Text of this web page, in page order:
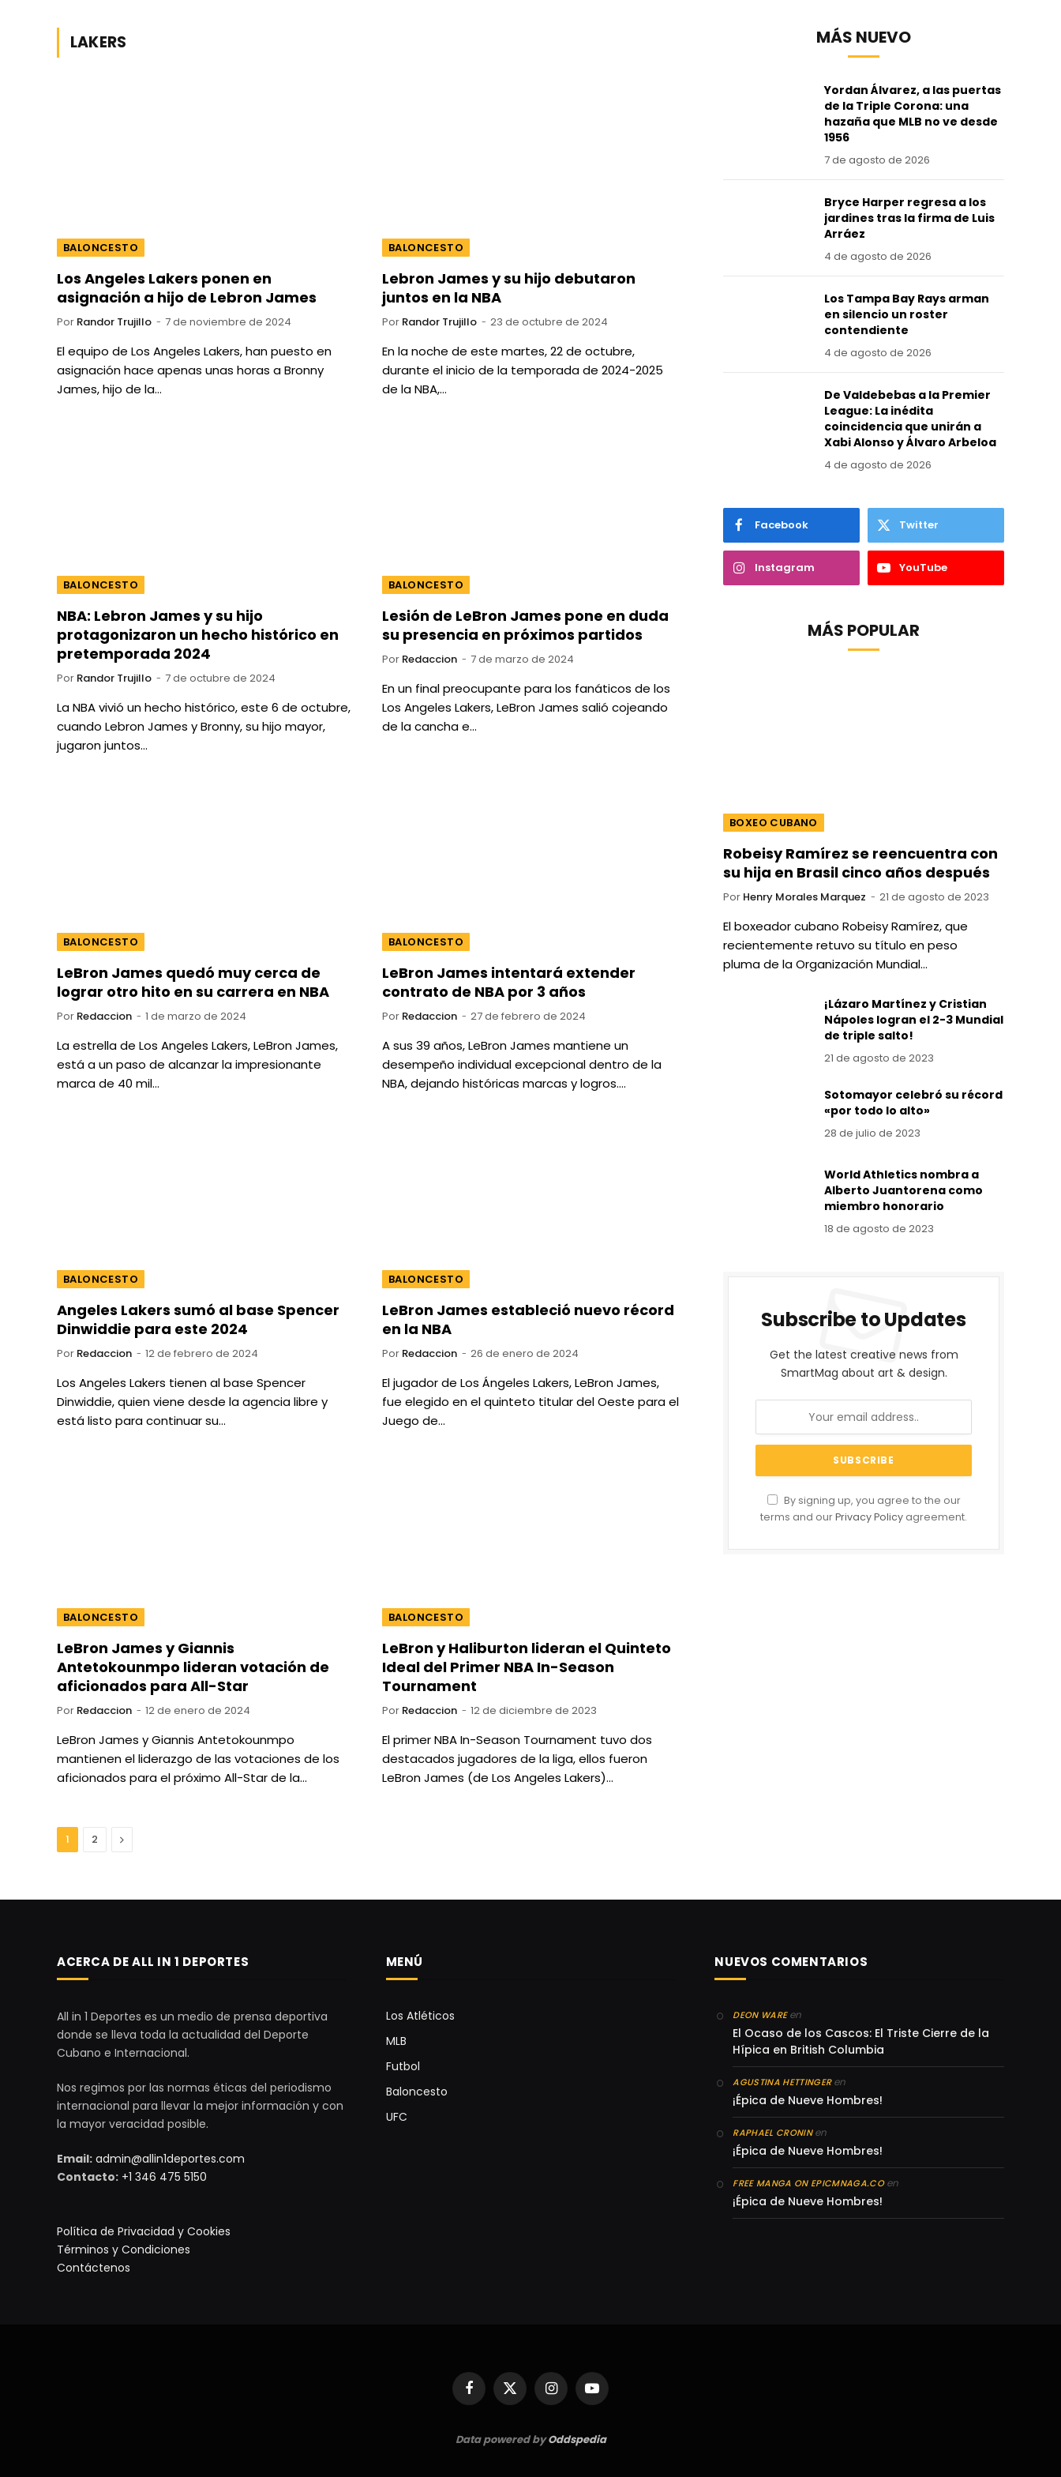
LAKERS
BALONCESTO
Los Angeles Lakers ponen en
asignación a hijo de Lebron James
Por Randor Trujillo 7 de noviembre de 2024
El equipo de Los Angeles Lakers, han puesto en
asignación hace apenas unas horas a Bronny
James, hijo de la…
BALONCESTO
Lebron James y su hijo debutaron
juntos en la NBA
Por Randor Trujillo 23 de octubre de 2024
En la noche de este martes, 22 de octubre,
durante el inicio de la temporada de 2024-2025
de la NBA,…
BALONCESTO
NBA: Lebron James y su hijo
protagonizaron un hecho histórico en
pretemporada 2024
Por Randor Trujillo 7 de octubre de 2024
La NBA vivió un hecho histórico, este 6 de octubre,
cuando Lebron James y Bronny, su hijo mayor,
jugaron juntos…
BALONCESTO
Lesión de LeBron James pone en duda
su presencia en próximos partidos
Por Redaccion 7 de marzo de 2024
En un final preocupante para los fanáticos de los
Los Angeles Lakers, LeBron James salió cojeando
de la cancha e…
BALONCESTO
LeBron James quedó muy cerca de
lograr otro hito en su carrera en NBA
Por Redaccion 1 de marzo de 2024
La estrella de Los Angeles Lakers, LeBron James,
está a un paso de alcanzar la impresionante
marca de 40 mil…
BALONCESTO
LeBron James intentará extender
contrato de NBA por 3 años
Por Redaccion 27 de febrero de 2024
A sus 39 años, LeBron James mantiene un
desempeño individual excepcional dentro de la
NBA, dejando históricas marcas y logros.…
BALONCESTO
Angeles Lakers sumó al base Spencer
Dinwiddie para este 2024
Por Redaccion 12 de febrero de 2024
Los Angeles Lakers tienen al base Spencer
Dinwiddie, quien viene desde la agencia libre y
está listo para continuar su…
BALONCESTO
LeBron James estableció nuevo récord
en la NBA
Por Redaccion 26 de enero de 2024
El jugador de Los Ángeles Lakers, LeBron James,
fue elegido en el quinteto titular del Oeste para el
Juego de…
BALONCESTO
LeBron James y Giannis
Antetokounmpo lideran votación de
aficionados para All-Star
Por Redaccion 12 de enero de 2024
LeBron James y Giannis Antetokounmpo
mantienen el liderazgo de las votaciones de los
aficionados para el próximo All-Star de la…
BALONCESTO
LeBron y Haliburton lideran el Quinteto
Ideal del Primer NBA In-Season
Tournament
Por Redaccion 12 de diciembre de 2023
El primer NBA In-Season Tournament tuvo dos
destacados jugadores de la liga, ellos fueron
LeBron James (de Los Angeles Lakers)…
1 2 Next
MÁS NUEVO
Yordan Álvarez, a las puertas
de la Triple Corona: una
hazaña que MLB no ve desde
1956
7 de agosto de 2026
Bryce Harper regresa a los
jardines tras la firma de Luis
Arráez
4 de agosto de 2026
Los Tampa Bay Rays arman
en silencio un roster
contendiente
4 de agosto de 2026
De Valdebebas a la Premier
League: La inédita
coincidencia que unirán a
Xabi Alonso y Álvaro Arbeloa
4 de agosto de 2026
Facebook Twitter
Instagram YouTube
MÁS POPULAR
BOXEO CUBANO
Robeisy Ramírez se reencuentra con
su hija en Brasil cinco años después
Por Henry Morales Marquez 21 de agosto de 2023
El boxeador cubano Robeisy Ramírez, que
recientemente retuvo su título en peso
pluma de la Organización Mundial…
¡Lázaro Martínez y Cristian
Nápoles logran el 2-3 Mundial
de triple salto!
21 de agosto de 2023
Sotomayor celebró su récord
«por todo lo alto»
28 de julio de 2023
World Athletics nombra a
Alberto Juantorena como
miembro honorario
18 de agosto de 2023
Subscribe to Updates
Get the latest creative news from
SmartMag about art & design.
By signing up, you agree to the our
terms and ourPrivacy Policy agreement.
ACERCA DE ALL IN 1 DEPORTES
All in 1 Deportes es un medio de prensa deportiva
donde se lleva toda la actualidad del Deporte
Cubano e Internacional.
Nos regimos por las normas éticas del periodismo
internacional para llevar la mejor información y con
la mayor veracidad posible.
Email: admin@allin1deportes.com
Contacto: +1 346 475 5150
Política de Privacidad y Cookies
Términos y Condiciones
Contáctenos
MENÚ
Los Atléticos
MLB
Futbol
Baloncesto
UFC
NUEVOS COMENTARIOS
DEON WAREen
El Ocaso de los Cascos: El Triste Cierre de la
Hípica en British Columbia
AGUSTINA HETTINGERen
¡Épica de Nueve Hombres!
RAPHAEL CRONINen
¡Épica de Nueve Hombres!
FREE MANGA ON EPICMNAGA.COen
¡Épica de Nueve Hombres!
Facebook
X
(Twitter)
InstagramYouTube
Data powered byOddspedia